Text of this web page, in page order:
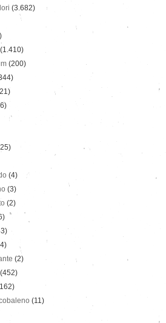
(3.682)
(1.410)
(200)
(4)
(3)
(2)
(2)
(452)
(11)